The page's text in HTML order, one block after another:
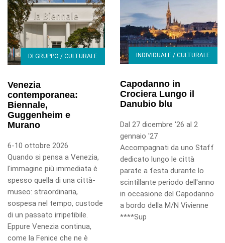
DI GRUPPO / CULTURALE
Venezia
contemporanea:
Biennale,
Guggenheim e
Murano
6-10 ottobre 2026
Quando si pensa a Venezia,
l'immagine più immediata è
spesso quella di una città-
museo: straordinaria,
sospesa nel tempo, custode
di un passato irripetibile.
Eppure Venezia continua,
come la Fenice che ne è
INDIVIDUALE / CULTURALE
Capodanno in
Crociera Lungo il
Danubio blu
Dal 27 dicembre '26 al 2
gennaio '27
Accompagnati da uno Staff
dedicato lungo le città
parate a festa durante lo
scintillante periodo dell'anno
in occasione del Capodanno
a bordo della M/N Vivienne
****Sup